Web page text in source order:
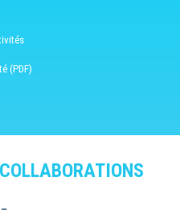
(PDF)